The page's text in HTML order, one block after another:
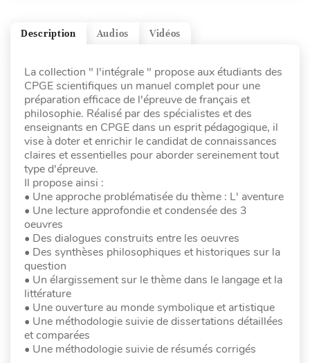
Vidéos
Audios
Description
La collection " l'intégrale " propose aux étudiants des
CPGE scientifiques un manuel complet pour une
préparation efficace de l'épreuve de français et
philosophie. Réalisé par des spécialistes et des
enseignants en CPGE dans un esprit pédagogique, il
vise à doter et enrichir le candidat de connaissances
claires et essentielles pour aborder sereinement tout
type d'épreuve.
Il propose ainsi :
• Une approche problématisée du thème : L' aventure
• Une lecture approfondie et condensée des 3
oeuvres
• Des dialogues construits entre les oeuvres
• Des synthèses philosophiques et historiques sur la
question
• Un élargissement sur le thème dans le langage et la
littérature
• Une ouverture au monde symbolique et artistique
• Une méthodologie suivie de dissertations détaillées
et comparées
• Une méthodologie suivie de résumés corrigés